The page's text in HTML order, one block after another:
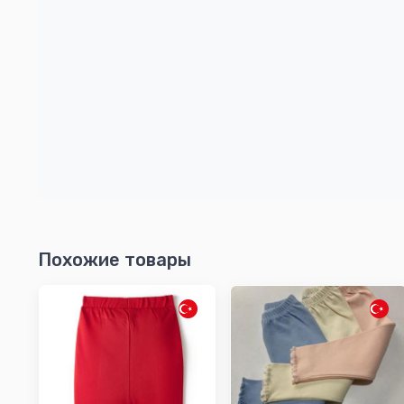
Похожие товары